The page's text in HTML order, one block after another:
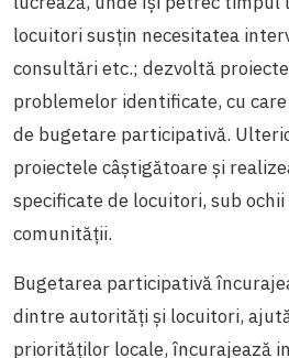
locuitori susțin necesitatea
consultări etc.; dezvoltă
problemelor identificate, cu
de bugetare participativă.
proiectele câștigătoare și
specificate de locuitori, sub
comunității.
Bugetarea participativă
dintre autorități și locuitori,
priorităților locale, încurajează